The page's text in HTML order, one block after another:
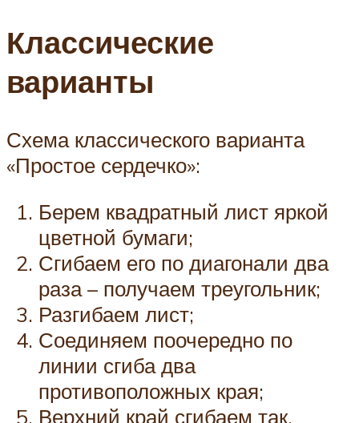
Классические
варианты
Схема классического варианта
«Простое сердечко»:
Берем квадратный лист яркой
цветной бумаги;
Сгибаем его по диагонали два
раза – получаем треугольник;
Разгибаем лист;
Соединяем поочередно по
линии сгиба два
противоположных края;
Верхний край сгибаем так,